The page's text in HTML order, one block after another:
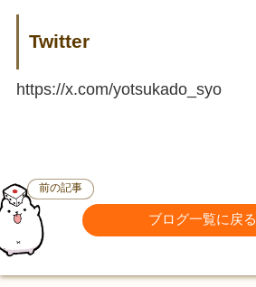
Twitter
https://x.com/yotsukado_syo
前の記事
ブログ一覧に戻る